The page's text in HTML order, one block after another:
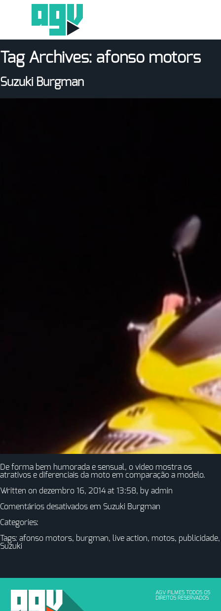
Tag Archives: afonso motors
Suzuki Burgman
De forma bem humorada e sensual, o video mostra os
atrativos e diferenciais da moto em comparação a modelo.
Written on dezembro 16, 2014 at 13:58, by admin
Comentários desativados em Suzuki Burgman
Categories:
Tags: afonso motors, burgman, live action, motos, publicidade,
Suzuki
AGV FILMES TODOS OS
DIREITOS RESERVADOS